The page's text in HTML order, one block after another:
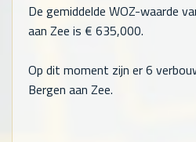
De gemiddelde WOZ-waarde
aan Zee is € 635,000.
Op dit moment zijn er 6
Bergen aan Zee.